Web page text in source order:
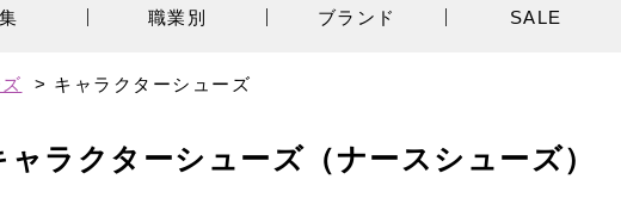
職業別 ブランド SALE
> キャラクターシューズ
ャラクターシューズ（ナースシューズ）